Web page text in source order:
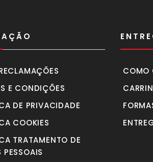
E CONDIÇÕES
DE PRIVACIDADE
COOKIES
TRATAMENTO DE
PESSOAIS
COMO